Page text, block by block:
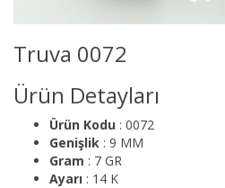
Truva 0072
Ürün Detayları
Ürün Kodu : 0072
Genişlik : 9 MM
Gram : 7 GR
Ayarı : 14 K